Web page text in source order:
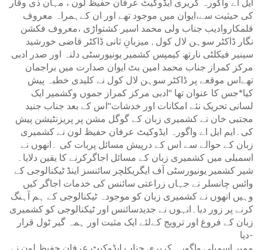
ایل اے واگورہ کریری ایڈوکیٹ عرفان حفیظ لون ، مہان ذی وقار
کی حیثیت سے،ایوان میں موجود تھے اور ان کےہمراہ معروف
قلمکاروادیب جناب ولی محمد اسیر کشتواڑی ،معروف فکشن
نگار ڈاکٹر سوہن لال کول , میزبانِ ثانی ڈاکٹر قاضی خورشید
سینیر فیکلٹی نارتھ کیمپس کشمیر یونیورسٹی دلنہ اور صدر ادبی
مرکز کمراز جناب محمد امین بٹ ایوان صدارت میں براجمان
تھےاس موقعے پر ڈاکٹر سوہن لال کول نے کلیدی خطبہ پیش
کیا*جس کا عنوان تھا "ادبی مرکز کمراز جموں وکشمیر ایک
لسانی تحریک نئے امکانات اور خدشات"اس کے بعد جناب جنید
مجتبی خان نے کشمیری زبان کے گوگل مشن پر پریزنٹیشن پیش
کی۔ایم ایل اے واگورہ ایڈوکیٹ عرفان حفیظ لون نے کشمیری
زبان کے حوالے سے اس کے درپیش مسائل پربات کی ۔انھوں نے
اسمبلی میں کشمیری زبان کے مسائل اجاگرکرنے کا یقین دلایا۔
شیر کشمیر یونیورسٹی آف ایگریکلچر سائنسز اینڈ ٹیکنالوجی کے
وائس چانسلر نے جہاں زراعتی سائنس کی خدمات اجاگر کیں
وہیں انھوں نے کشمیری زبان کو موجودہ ٹیکنالوجی کے ہم آہنگ
کرنے پر زور دیا۔انہوں نے جدیدسائنس اور ٹیکنالوجی کو کشمیری
زبان کے فروغ اور ترویج کےلئے ایک مثبت اور ہمہ گیر ٹول قرار
دیا-